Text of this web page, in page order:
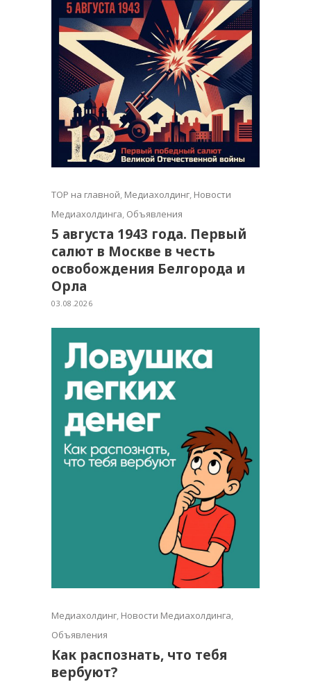
TOP на главной, Медиахолдинг, Новости
Медиахолдинга, Объявления
5 августа 1943 года. Первый
салют в Москве в честь
освобождения Белгорода и
Орла
03.08.2026
Медиахолдинг, Новости Медиахолдинга,
Объявления
Как распознать, что тебя
вербуют?